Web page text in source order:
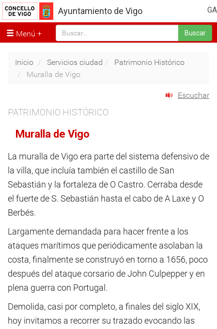
GA
Ayuntamiento de Vigo
Menú Buscar
Inicio Servicios ciudad
Patrimonio Histórico
Muralla de Vigo
Escuchar
PATRIMONIO HISTÓRICO
Muralla de Vigo
La muralla de Vigo era parte del sistema defensivo de
la villa, que incluía también el castillo de San
Sebastián y la fortaleza de O Castro. Cerraba desde
el fuerte de S. Sebastián hasta el cabo de A Laxe y O
Berbés.
Largamente demandada para hacer frente a los
ataques marítimos que periódicamente asolaban la
costa, finalmente se construyó en torno a 1656, poco
después del ataque corsario de John Culpepper y en
plena guerra con Portugal.
Demolida, casi por completo, a finales del siglo XIX,
hoy invitamos a recorrer su trazado evocando las